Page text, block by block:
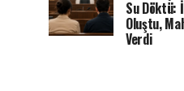
Su Döktü:
Oluştu,
Verdi